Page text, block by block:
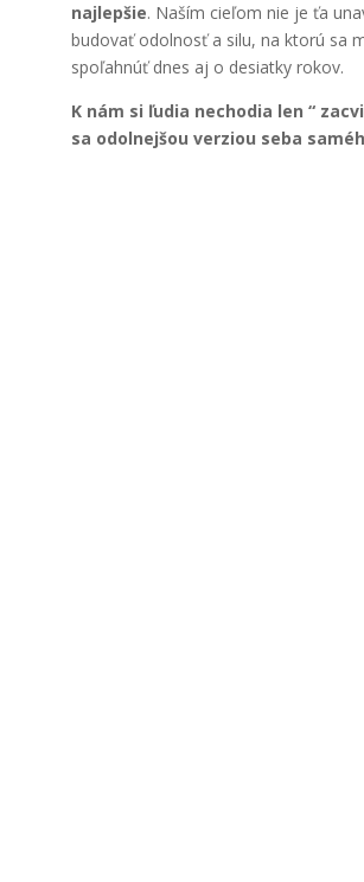
najlepšie. Naším cieľom nie je ťa
budovať odolnosť a silu, na ktorú sa
spoľahnúť dnes aj o desiatky rokov.
K nám si ľudia nechodia len “
sa odolnejšou verziou seba